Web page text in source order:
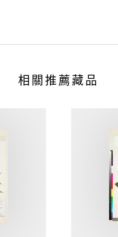
相關推薦藏品